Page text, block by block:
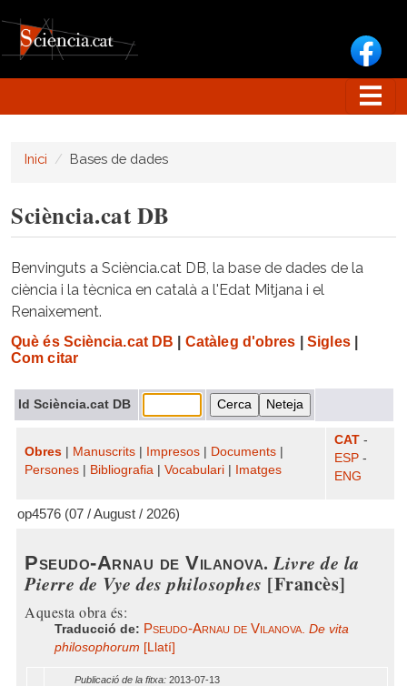
Inici Bases de dades
Sciència.cat DB
Benvinguts a Sciència.cat DB, la base de dades de la
ciència i la tècnica en català a l'Edat Mitjana i el
Renaixement.
Què és Sciència.cat DB Catàleg d'obres Sigles|
Com citar
Id Sciència.cat DB
Obres Manuscrits Impresos Documents
Persones
Bibliografia Vocabulari Imatges
CAT -
ESP -
ENG
op4576 (07 / August / 2026)
Pseudo-Arnau de Vilanova.Livre de la
Pierre de Vye des philosophes [Francès]
Aquesta obra és:
Traducció de: Pseudo-Arnau de Vilanova. De vita
philosophorum [Llatí]
Publicació de la fitxa: 2013-07-13